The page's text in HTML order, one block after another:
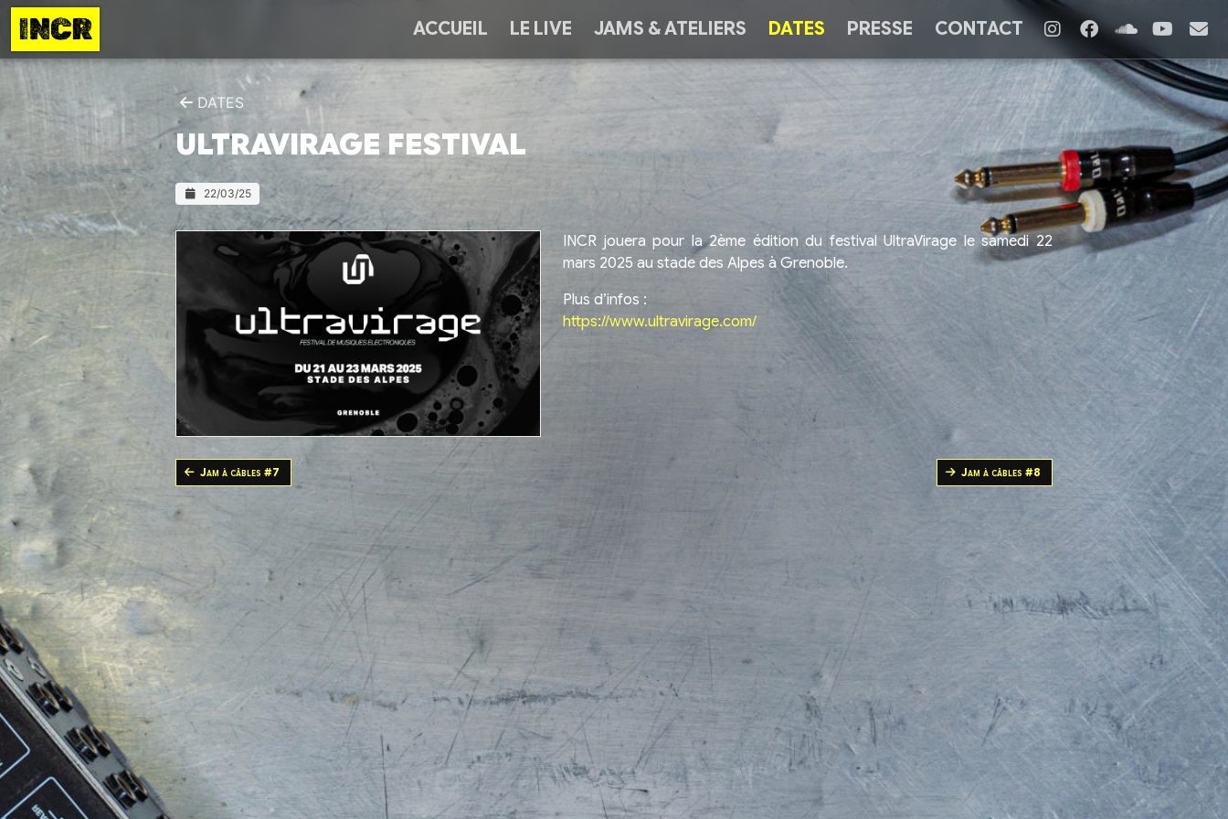
INCR ACCUEIL LE LIVE JAMS & ATELIERS DATES PRESSE CONTACT
DATES
ULTRAVIRAGE FESTIVAL
22/03/25
INCR jouera pour la 2ème édition du festival UltraVirage le samedi 22
mars 2025 au stade des Alpes à Grenoble.
Plus d’infos :
https://www.ultravirage.com/
Jam à câbles #7 Jam à câbles #8